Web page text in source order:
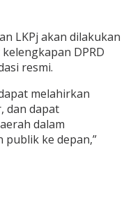
LKPj akan dilakukan
DPRD
resmi.
melahirkan
dan dapat
dalam
ke depan,”